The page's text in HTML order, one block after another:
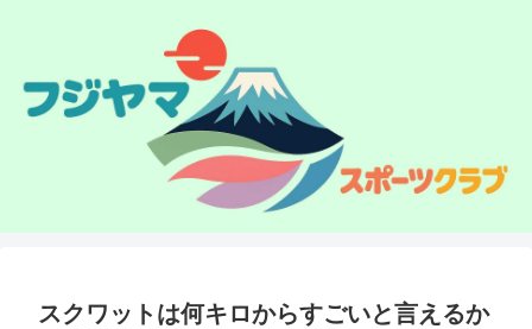
スクワットは何キロからすごいと言えるか